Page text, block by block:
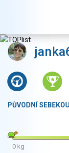
PŮVODNÍ
0 kg